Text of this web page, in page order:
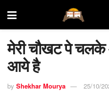
मेरी चौखट पे चलके
आये है
by Shekhar Mourya 25/10/